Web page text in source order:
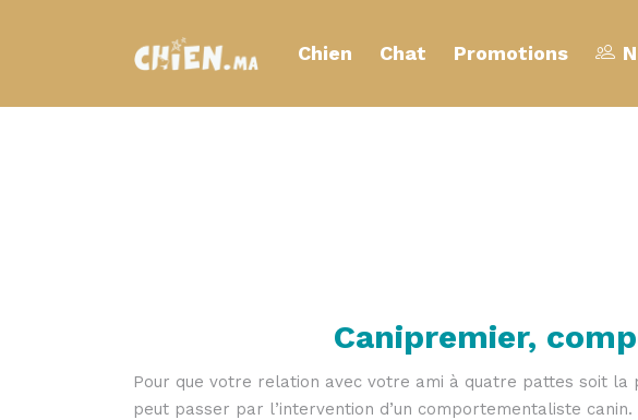
Chien Chat Promotions
Canipremier,
Pour que votre relation avec votre ami à quatre pattes soit
peut passer par l’intervention d’un comportementaliste